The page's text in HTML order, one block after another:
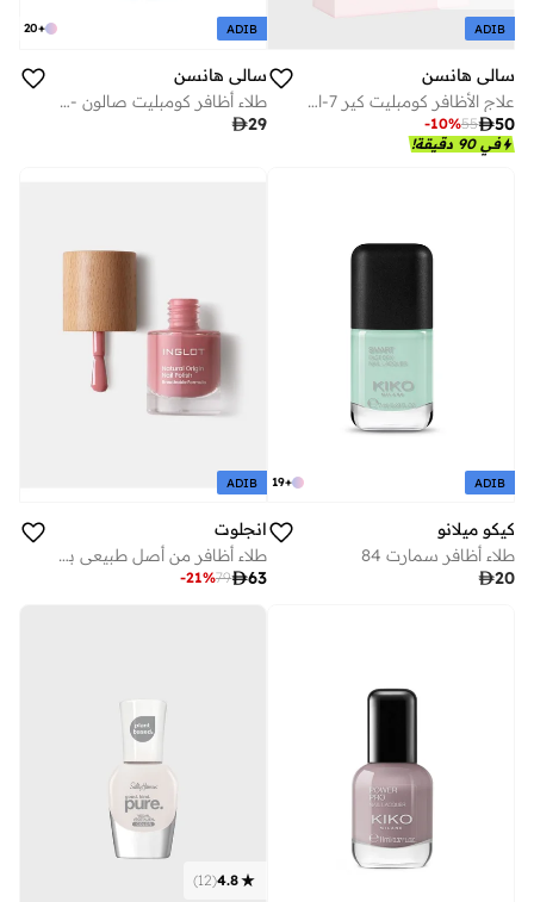
ADIB
سالي هانسن
علاج الأظافر كومبليت كير 7-ان-1 سالي هانسن 13.3 مل
50
55
-10%
في 90 دقيقة!
+
20 ADIB
سالي هانسن
طلاء أظافر كومبليت صالون - 510 - بات أون ذا بلاك، 14.7 مل
29
+
19 ADIB
كيكو ميلانو
طلاء أظافر سمارت 84
20
ADIB
انجلوت
طلاء أظافر من أصل طبيعي بنكهة فراولة شيك 054
63
79
-21%
4.8
(
12
)